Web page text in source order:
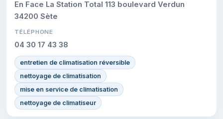
En Face La Station Total 113 boulevard Verdun
34200 Sète
TÉLÉPHONE
04 30 17 43 38
entretien de climatisation réversible
nettoyage de climatisation
mise en service de climatisation
nettoyage de climatiseur